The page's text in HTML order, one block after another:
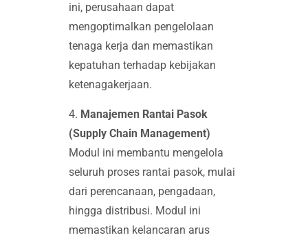
ini, perusahaan dapat
mengoptimalkan pengelolaan
tenaga kerja dan memastikan
kepatuhan terhadap kebijakan
ketenagakerjaan.
4. Manajemen Rantai Pasok
(Supply Chain Management)
Modul ini membantu mengelola
seluruh proses rantai pasok, mulai
dari perencanaan, pengadaan,
hingga distribusi. Modul ini
memastikan kelancaran arus